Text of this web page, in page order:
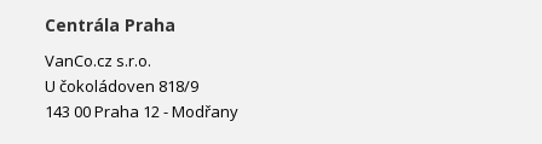
Centrála Praha
VanCo.cz s.r.o.
U čokoládoven 818/9
143 00 Praha 12 - Modřany